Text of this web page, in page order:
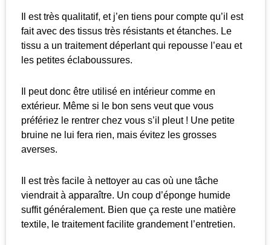
Il est très qualitatif, et j’en tiens pour compte qu’il est
fait avec des tissus très résistants et étanches. Le
tissu a un traitement déperlant qui repousse l’eau et
les petites éclaboussures.
Il peut donc être utilisé en intérieur comme en
extérieur. Même si le bon sens veut que vous
préfériez le rentrer chez vous s’il pleut ! Une petite
bruine ne lui fera rien, mais évitez les grosses
averses.
Il est très facile à nettoyer au cas où une tâche
viendrait à apparaître. Un coup d’éponge humide
suffit généralement. Bien que ça reste une matière
textile, le traitement facilite grandement l’entretien.